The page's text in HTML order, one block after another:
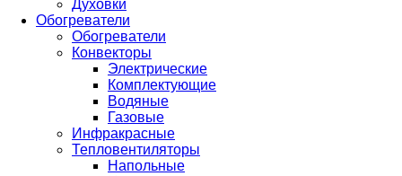
Духовки
Обогреватели
Обогреватели
Конвекторы
Электрические
Комплектующие
Водяные
Газовые
Инфракрасные
Тепловентиляторы
Напольные